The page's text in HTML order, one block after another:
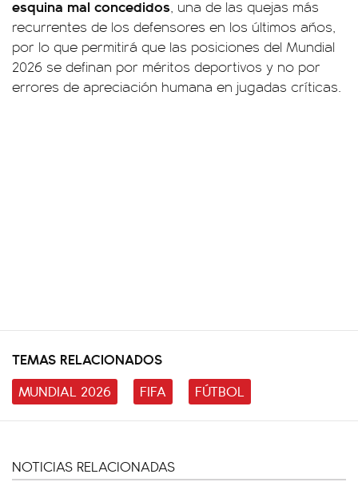
esquina mal concedidos, una de las quejas más
recurrentes de los defensores en los últimos años,
por lo que permitirá que las posiciones del Mundial
2026 se definan por méritos deportivos y no por
errores de apreciación humana en jugadas críticas.
TEMAS RELACIONADOS
MUNDIAL 2026
FIFA FÚTBOL
NOTICIAS RELACIONADAS